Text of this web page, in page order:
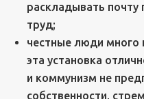
раскладывать
труд;
честные люди много
эта установка
и коммунизм не
собственности,